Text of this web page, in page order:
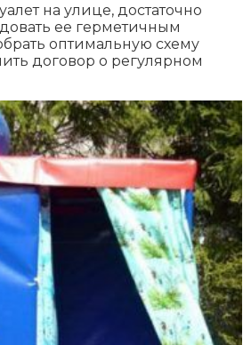
на улице, достаточно
ее герметичным
оптимальную схему
договор о регулярном